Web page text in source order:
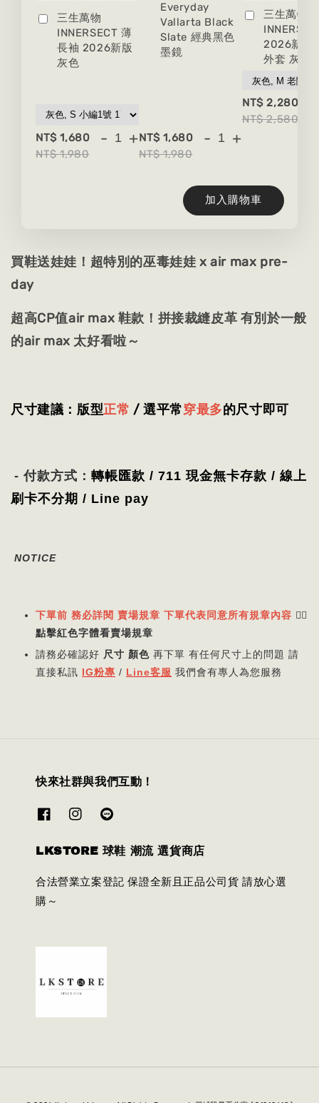
三生萬物
INNERSECT 薄
長袖 2026新版
灰色
NT$ 1,680
NT$ 1,980
- +
Everyday
Vallarta Black
Slate 經典黑色
墨鏡
NT$ 1,680
NT$ 1,980
- +
三生萬物
2026新版
外套 灰色
NT$ 2,280
NT$ 2,580
加入購物車
買鞋送娃娃！超特別的巫毒娃娃 x air max pre-
day
超高CP值air max 鞋款！拼接裁縫皮革 有別於一般
的air max 太好看啦～
尺寸建議：版型正常 / 選平常穿最多的尺寸即可
- 付款方式： 轉帳匯款 / 711 現金無卡存款 / 線上
刷卡不分期 / Line pay
NOTICE
下單前 務必詳閱 賣場規章 下單代表同意所有規章內容 👈🏻
點擊紅色字體看賣場規章
請務必確認好 尺寸 顏色 再下單 有任何尺寸上的問題 請
直接私訊 IG粉專 / Line客服 我們會有專人為您服務
快來社群與我們互動！
LKSTORE 球鞋 潮流 選貨商店
合法營業立案登記 保證全新且正品公司貨 請放心選
購～